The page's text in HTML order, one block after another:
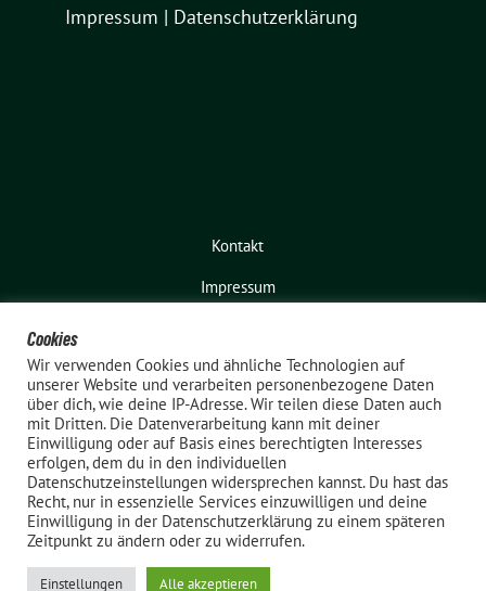
Impressum | Datenschutzerklärung
Kontakt
Impressum
Bündnis 90 / Die Grünen – Elmshorn
benutzt das
freie grüne Themesunflower‐ ein
Angebot derverdigado eG.
Cookies
Wir verwenden Cookies und ähnliche Technologien auf
unserer Website und verarbeiten personenbezogene Daten
über dich, wie deine IP-Adresse. Wir teilen diese Daten auch
mit Dritten. Die Datenverarbeitung kann mit deiner
Einwilligung oder auf Basis eines berechtigten Interesses
erfolgen, dem du in den individuellen
Datenschutzeinstellungen widersprechen kannst. Du hast das
Recht, nur in essenzielle Services einzuwilligen und deine
Einwilligung in der Datenschutzerklärung zu einem späteren
Zeitpunkt zu ändern oder zu widerrufen.
Einstellungen Alle akzeptieren